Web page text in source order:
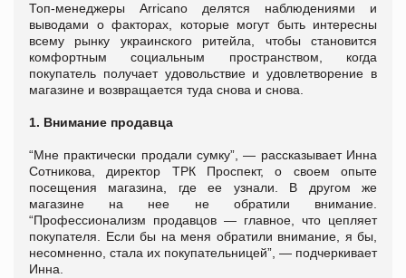
Топ-менеджеры Arricano делятся наблюдениями и
выводами о факторах, которые могут быть интересны
всему рынку украинского ритейла, чтобы становится
комфортным социальным пространством, когда
покупатель получает удовольствие и удовлетворение в
магазине и возвращается туда снова и снова.
1. Внимание продавца
“Мне практически продали сумку”, — рассказывает Инна
Сотникова, директор ТРК Проспект, о своем опыте
посещения магазина, где ее узнали. В другом же
магазине на нее не обратили внимание.
“Профессионализм продавцов — главное, что цепляет
покупателя. Если бы на меня обратили внимание, я бы,
несомненно, стала их покупательницей”, — подчеркивает
Инна.